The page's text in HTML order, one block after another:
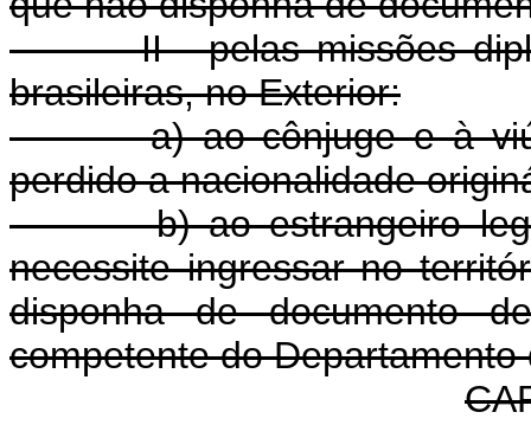
II - pelas missões
brasileiras, no Exterior:
a) ao cônjuge e à viúva
perdido a nacionalidade
b) ao estrangeiro
necessite ingressar no
disponha de documento
competente do